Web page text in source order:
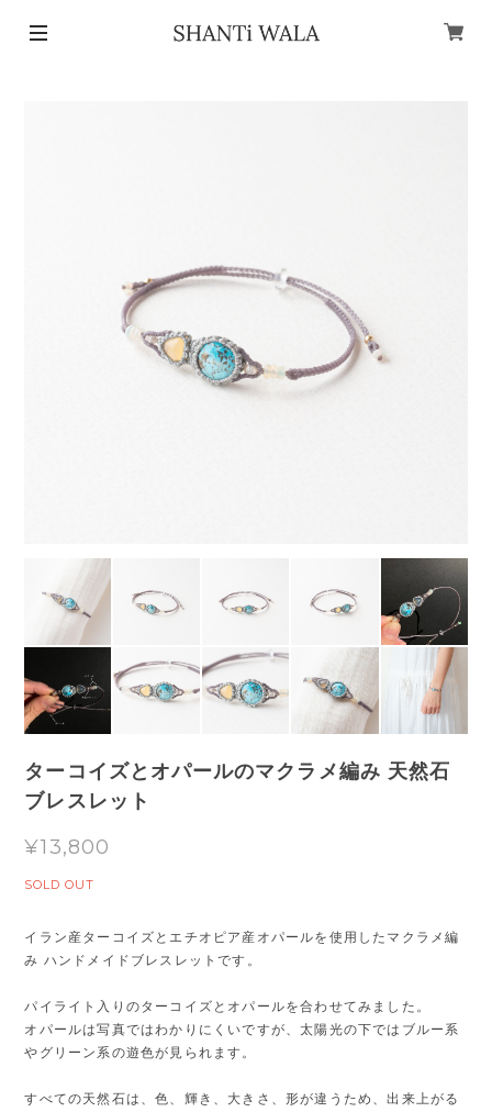
ターコイズとオパールのマクラメ編み 天然石
ブレスレット
¥13,800
SOLD OUT
イラン産ターコイズとエチオピア産オパールを使用したマクラメ編
み ハンドメイドブレスレットです。
パイライト入りのターコイズとオパールを合わせてみました。
オパールは写真ではわかりにくいですが、太陽光の下ではブルー系
やグリーン系の遊色が見られます。
すべての天然石は、色、輝き、大きさ、形が違うため、出来上がる